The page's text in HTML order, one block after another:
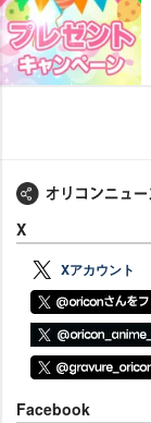
X
Xアカウント
Facebook